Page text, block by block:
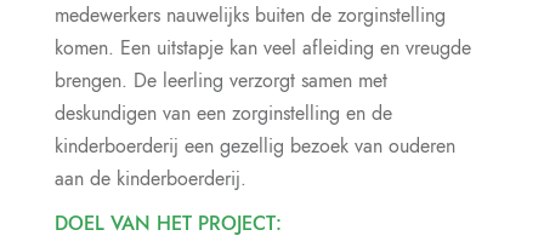
medewerkers nauwelijks buiten de zorginstelling
komen. Een uitstapje kan veel afleiding en vreugde
brengen. De leerling verzorgt samen met
deskundigen van een zorginstelling en de
kinderboerderij een gezellig bezoek van ouderen
aan de kinderboerderij.
DOEL VAN HET PROJECT: